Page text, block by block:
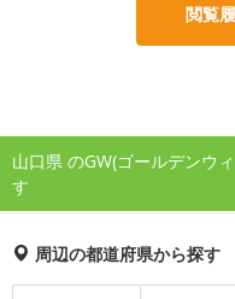
閲覧
山口県 のGW(ゴールデンウ
す
周辺の都道府県から探す